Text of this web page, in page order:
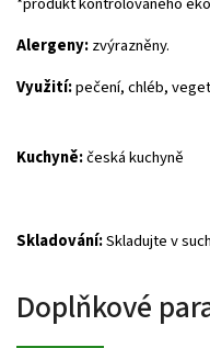
Alergeny:zvýrazněny.
Využití:pečení, chléb,
Kuchyně:česká kuchyně
Skladování:Skladujte v
Doplňkové